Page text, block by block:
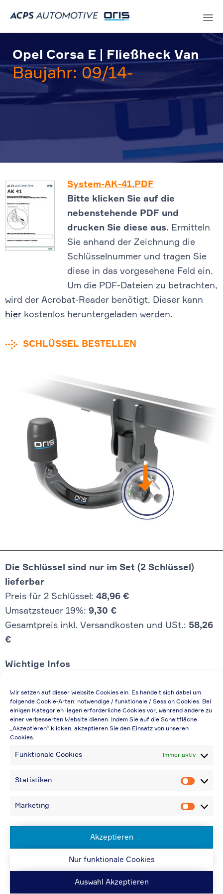
Wir setzen auf dieser Website Cookies ein. Es handelt sich dabei um
folgende Cookie-Arten: notwendige / funktionale / Session Cookies. Bei
einigen Kategorien liegen erforderliche Cookies vor, während andere zu
einer verbesserten Website dienen. Indem Sie auf die Schaltfläche
„Akzeptieren“ klicken, akzeptieren Sie den Einsatz von unseren
Cookies.
Funktionale Cookies Immer aktiv
Statistiken
Marketing
Akzeptieren
Nur funktionale Cookies
Auswahl Akzeptieren
Opel Corsa E | Fließheck Van
Baujahr: 09/14-
System-AK-41.PDF
Bitte klicken Sie auf die
nebenstehende PDF und
drucken Sie diese aus. Ermitteln
Sie anhand der Zeichnung die
Schlüsselnummer und tragen Sie
diese in das vorgesehene Feld ein.
Um die PDF-Dateien zu betrachten,
wird der Acrobat-Reader benötigt. Dieser kann
hier kostenlos heruntergeladen werden.
SCHLÜSSEL BESTELLEN
Die Schlüssel sind nur im Set (2 Schlüssel)
lieferbar
Preis für 2 Schlüssel: 48,96 €
Umsatzsteuer 19%: 9,30 €
Gesamtpreis inkl. Versandkosten und USt.: 58,26
€
Wichtige Infos
Die Preisangabe gilt auch für
Handelsbetriebe (Netto-Preis, ohne
Rabattabzug)
Falls durch Falschangaben im Bestellformular
Bei Rückfragen können Sie uns über die E-
Bei Angabe von USt-IdNr und Bestellungen
| Website: ORIS